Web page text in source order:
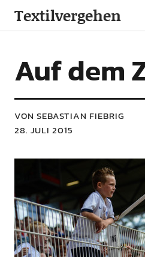
Textilvergehen
Auf dem
VON SEBASTIAN FIEBRIG
28. JULI 2015